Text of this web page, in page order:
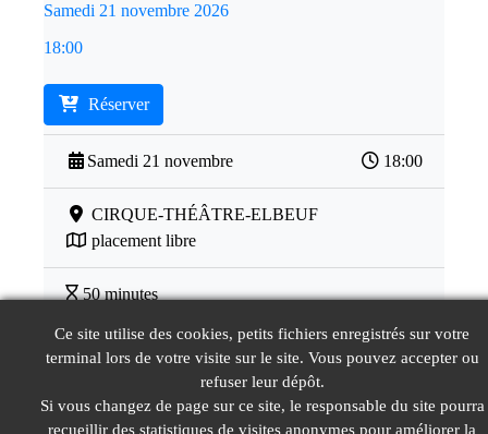
Samedi 21 novembre 2026
18:00
Réserver
Samedi 21 novembre 18:00
CIRQUE-THÉÂTRE-ELBEUF
placement libre
50 minutes
Ce site utilise des cookies, petits fichiers enregistrés sur votre
terminal lors de votre visite sur le site. Vous pouvez accepter ou
refuser leur dépôt.
Si vous changez de page sur ce site, le responsable du site pourra
recueillir des statistiques de visites anonymes pour améliorer la
© LeGIE 2026 Mentions Légales Nous contacter